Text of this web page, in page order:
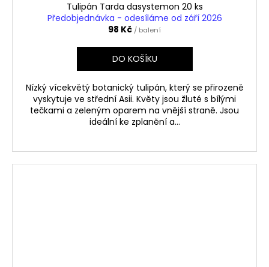
Tulipán Tarda dasystemon 20 ks
Předobjednávka - odesíláme od září 2026
98 Kč / balení
DO KOŠÍKU
Nízký vícekvětý botanický tulipán, který se přirozeně
vyskytuje ve střední Asii. Květy jsou žluté s bílými
tečkami a zeleným oparem na vnější straně. Jsou
ideální ke zplanění a...